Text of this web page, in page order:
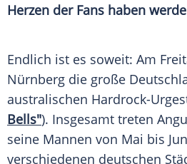
Herzen der Fans haben
Endlich ist es soweit: Am
Nürnberg die große
australischen Hardrock-
Bells"). Insgesamt treten
seine Mannen von Mai bis
verschiedenen deutschen